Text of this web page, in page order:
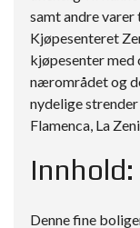
samt andre
Kjøpesenteret
kjøpesenter med
nærområdet og
nydelige
Flamenca, La
Innhold:
Denne fine